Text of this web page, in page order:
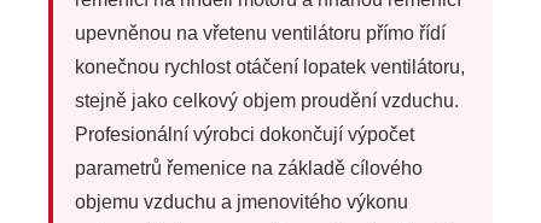
upevněnou na vřetenu ventilátoru přímo řídí
konečnou rychlost otáčení lopatek ventilátoru,
stejně jako celkový objem proudění vzduchu.
Profesionální výrobci dokončují výpočet
parametrů řemenice na základě cílového
objemu vzduchu a jmenovitého výkonu